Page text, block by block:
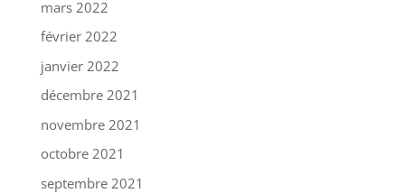
mars 2022
février 2022
janvier 2022
décembre 2021
novembre 2021
octobre 2021
septembre 2021